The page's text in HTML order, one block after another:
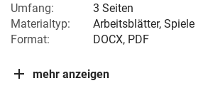
Umfang:
3 Seiten
Materialtyp:
Arbeitsblätter, Spiele
Format:
DOCX, PDF
mehr anzeigen